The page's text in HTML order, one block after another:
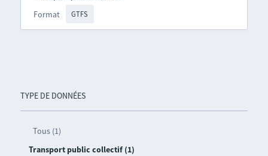
TYPE DE DONNÉES
Tous (1)
Transport public collectif (1)
Format GTFS